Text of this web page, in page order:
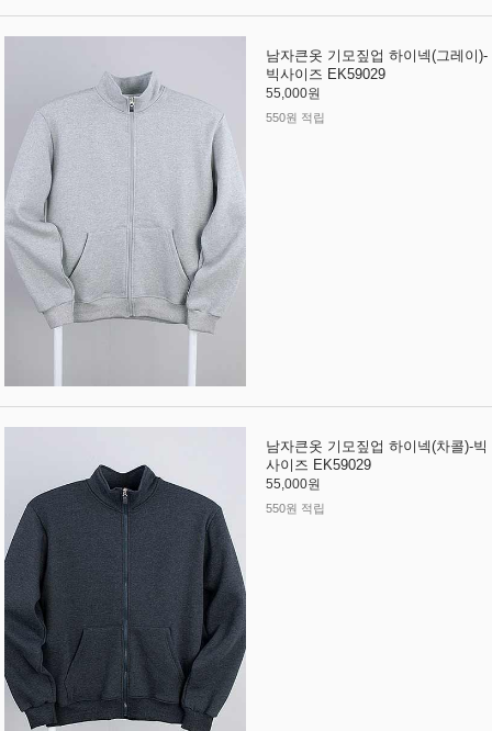
남자큰옷 기모짚업 하이넥(그레이)-
빅사이즈 EK59029
55,000원
550원 적립
남자큰옷 기모짚업 하이넥(차콜)-빅
사이즈 EK59029
55,000원
550원 적립